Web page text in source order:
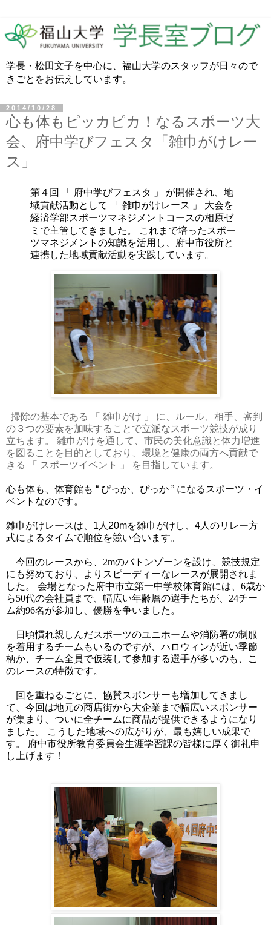
学長・松田文子を中心に、福山大学のスタッフが日々ので
きごとをお伝えしています。
2014/10/28
心も体もピッカピカ！なるスポーツ大
会、府中学びフェスタ「雑巾がけレー
ス」
第４ 回 「 府中学びフェスタ 」 が開催され、地
域貢献活動として 「 雑巾がけレース 」 大会を
経済学部スポーツマネジメントコースの相原ゼ
ミで主管してきました。
これまで培ったスポー
ツマネジメントの知識を活用し、
府中市役所と
連携した地域貢献活動を実践しています。
掃除の基本である 「 雑巾がけ 」 に、ルール、相手、 審判
の３つの要素を加味することで立派なスポーツ競技が成り
立ち ます。 雑巾がけを通して、 市民の美化意識と体力増進
を図ることを目的としており、 環境と健康の両方へ貢献で
きる 「 スポーツイベント 」
を目指しています。
心も体も、体育館も “ ぴっか、ぴっか ” になるスポーツ・イ
ベントなのです。
雑巾がけレースは、1人20mを雑巾がけし、4人のリレー方
式によるタイムで順位を競い合います。
今回のレースから、2mのバトンゾーンを設け、競技規定
にも努めており、よりスピーディーなレースが展開されま
した。 会場となった府中市立第一中学校体育館には、6歳か
ら50代の会社員まで、幅広い年齢層の選手たちが、24チー
ム約96名が参加し、優勝を争いました。
日頃慣れ親しんだスポーツのユニホームや消防署の制服
を着用するチームもいるのですが、ハロウィンが近い季節
柄か、チーム全員で仮装して参加する選手が多いのも、こ
のレースの特徴です。
回を重ねるごとに、協賛スポンサーも増加してきまし
て、今回は地元の商店街から大企業まで幅広いスポンサー
が集まり、ついに全チームに商品が提供できるようになり
ました。 こうした地域への広がりが、最も嬉しい成果で
す。 府中市役所教育委員会生涯学習課の皆様に厚く御礼申
し上げます！